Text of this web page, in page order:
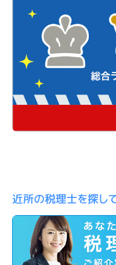
近所の税理士を探し